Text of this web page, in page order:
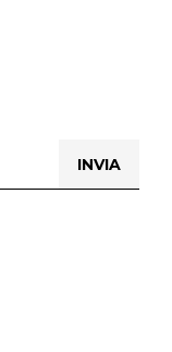
INVIA